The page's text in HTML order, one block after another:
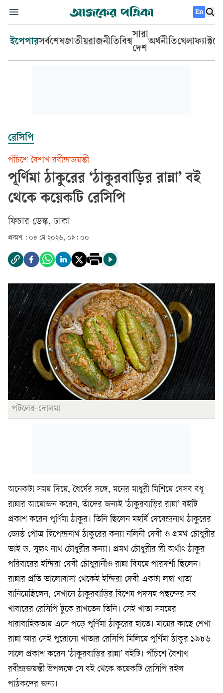
En
ইপেপারসর্বশেষজাতীয়রাজনীতিবিশ্ব
সারা
দেশ
অর্থনীতিখেলা
রেসিপি
পঁচিশে বৈশাখ রবীন্দ্রজয়ন্তী
পূর্ণিমা ঠাকুরের ‘ঠাকুরবাড়ির রান্না’ বই
থেকে কয়েকটি রেসিপি
ফিচার ডেস্ক, ঢাকা
প্রকাশ : ০৮ মে ২০২৬, ০৯: ০০
পটলের-দোলমা
অনেকটা সময় দিয়ে, ধৈর্যের সঙ্গে, মনের মাধুরী মিশিয়ে যেসব বধূ
রান্নার আয়োজন করেন, তাঁদের জন্যই ‘ঠাকুরবাড়ির রান্না’ বইটি
প্রকাশ করেন পূর্ণিমা ঠাকুর। তিনি ছিলেন মহর্ষি দেবেন্দ্রনাথ ঠাকুরের
জ্যেষ্ঠ পৌত্র দ্বিপেন্দ্রনাথ ঠাকুরের কন্যা নলিনী দেবী ও প্রমথ চৌধুরীর
ভাই ড. সুহৃৎ নাথ চৌধুরীর কন্যা। প্রমথ চৌধুরীর স্ত্রী অর্থাৎ ঠাকুর
পরিবারের ইন্দিরা দেবী চৌধুরানীও রান্না বিষয়ে পারদর্শী ছিলেন।
রান্নার প্রতি ভালোবাসা থেকেই ইন্দিরা দেবী একটা লম্বা খাতা
বানিয়েছিলেন, যেখানে ঠাকুরবাড়ির বিশেষ পদসহ পছন্দের সব
খাবারের রেসিপি টুকে রাখতেন তিনি। সেই খাতা সময়ের
ধারাবাহিকতায় এসে পড়ে পূর্ণিমা ঠাকুরের হাতে। মায়ের কাছে শেখা
রান্না আর সেই পুরোনো খাতার রেসিপি মিলিয়ে পূর্ণিমা ঠাকুর ১৯৮৬
সালে প্রকাশ করেন ‘ঠাকুরবাড়ির রান্না’ বইটি। পঁচিশে বৈশাখ
রবীন্দ্রজয়ন্তী উপলক্ষে সে বই থেকে কয়েকটি রেসিপি রইল
পাঠকদের জন্য।